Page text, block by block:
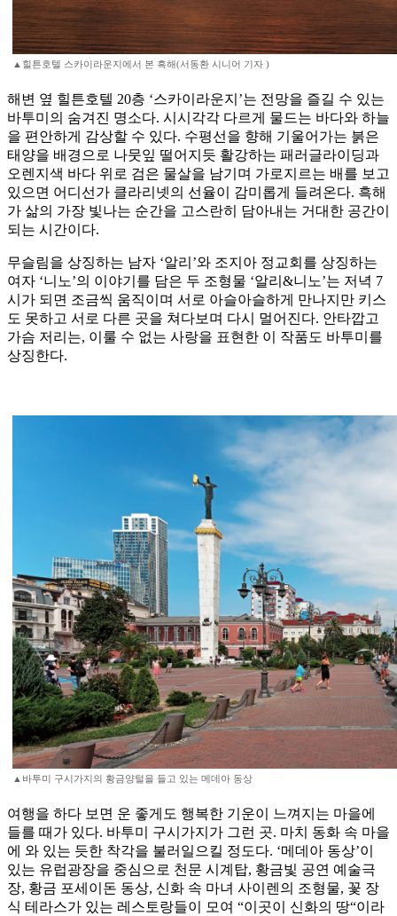
▲힐튼호텔 스카이라운지에서 본 흑해(서동환 시니어 기자 )
해변 옆 힐튼호텔 20층 ‘스카이라운지’는 전망을 즐길 수 있는
바투미의 숨겨진 명소다. 시시각각 다르게 물드는 바다와 하늘
을 편안하게 감상할 수 있다. 수평선을 향해 기울어가는 붉은
태양을 배경으로 나뭇잎 떨어지듯 활강하는 패러글라이딩과
오렌지색 바다 위로 검은 물살을 남기며 가로지르는 배를 보고
있으면 어디선가 클라리넷의 선율이 감미롭게 들려온다. 흑해
가 삶의 가장 빛나는 순간을 고스란히 담아내는 거대한 공간이
되는 시간이다.
무슬림을 상징하는 남자 ‘알리’와 조지아 정교회를 상징하는
여자 ‘니노’의 이야기를 담은 두 조형물 ‘알리&니노’는 저녁 7
시가 되면 조금씩 움직이며 서로 아슬아슬하게 만나지만 키스
도 못하고 서로 다른 곳을 쳐다보며 다시 멀어진다. 안타깝고
가슴 저리는, 이룰 수 없는 사랑을 표현한 이 작품도 바투미를
상징한다.
▲바투미 구시가지의 황금양털을 들고 있는 메데아 동상
여행을 하다 보면 운 좋게도 행복한 기운이 느껴지는 마을에
들를 때가 있다. 바투미 구시가지가 그런 곳. 마치 동화 속 마을
에 와 있는 듯한 착각을 불러일으킬 정도다. ‘메데아 동상’이
있는 유럽광장을 중심으로 천문 시계탑, 황금빛 공연 예술극
장, 황금 포세이돈 동상, 신화 속 마녀 사이렌의 조형물, 꽃 장
식 테라스가 있는 레스토랑들이 모여 “이곳이 신화의 땅“이라